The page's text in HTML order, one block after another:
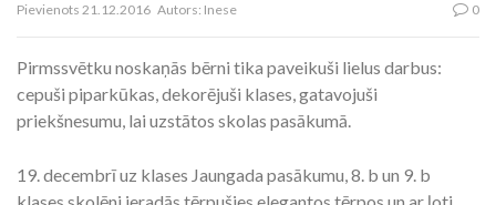
Pievienots 21.12.2016 Autors: Inese 0
Pirmssvētku noskaņās bērni tika paveikuši lielus darbus:
cepuši piparkūkas, dekorējuši klases, gatavojuši
priekšnesumu, lai uzstātos skolas pasākumā.
19. decembrī uz klases Jaungada pasākumu, 8. b un 9. b